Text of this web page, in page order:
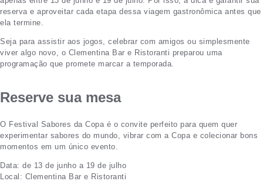
reserva e aproveitar cada etapa dessa viagem gastronômica antes que
ela termine.
Seja para assistir aos jogos, celebrar com amigos ou simplesmente
viver algo novo, o Clementina Bar e Ristoranti preparou uma
programação que promete marcar a temporada.
Reserve sua mesa
O Festival Sabores da Copa é o convite perfeito para quem quer
experimentar sabores do mundo, vibrar com a Copa e colecionar bons
momentos em um único evento.
Data: de 13 de junho a 19 de julho
Local: Clementina Bar e Ristoranti